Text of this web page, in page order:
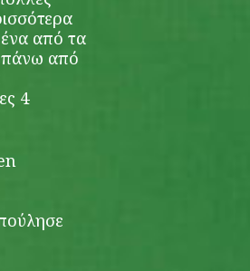
από τα
πάνω από
4